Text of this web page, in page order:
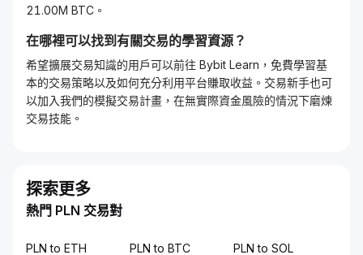
21.00M BTC。
在哪裡可以找到有關交易的學習資源？
希望擴展交易知識的用戶可以前往 Bybit Learn，免費學習基
本的交易策略以及如何充分利用平台賺取收益。交易新手也可
以加入我們的模擬交易計畫，在無實際資金風險的情況下磨煉
交易技能。
探索更多
熱門 PLN 交易對
PLN to ETH PLN to BTC PLN to SOL